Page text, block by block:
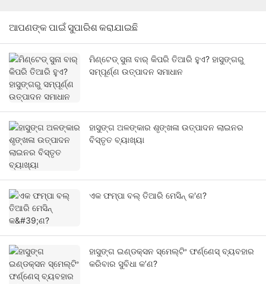
ଆପଣଙ୍କ ପାଇଁ ସୁପାରିଶ କରାଯାଇଛି
ମିଣ୍ଟେଡ୍ ସୁନା ବାର୍ କିପରି ତିଆରି ହୁଏ? ହାସୁଙ୍ଗରୁ
ସମ୍ପୂର୍ଣ୍ଣ ଉତ୍ପାଦନ ସମାଧାନ
ହାସୁଙ୍ଗ ଅଳଙ୍କାର ଶୃଙ୍ଖଳା ଉତ୍ପାଦନ ଲାଇନର
ବିସ୍ତୃତ ବ୍ୟାଖ୍ୟା
ଏକ ଫମ୍ପା ବଲ୍ ତିଆରି ମେସିନ୍ କ'ଣ?
ହାସୁଙ୍ଗ ଇଣ୍ଡକ୍ସନ ସ୍ମେଲ୍ଟିଂ ଫର୍ଣ୍ଣେସ୍ ବ୍ୟବହାର
କରିବାର ସୁବିଧା କ’ଣ?